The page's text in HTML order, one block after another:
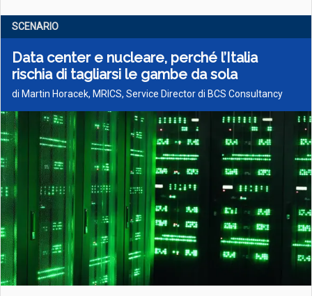
SCENARIO
Data center e nucleare, perché l’Italia
rischia di tagliarsi le gambe da sola
di Martin Horacek, MRICS, Service Director di BCS Consultancy